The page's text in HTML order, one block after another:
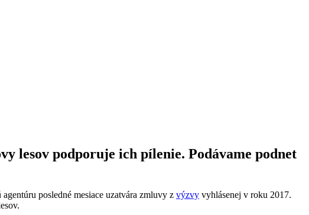
lesov podporuje ich pílenie. Podávame podnet
posledné mesiace uzatvára zmluvy z výzvy vyhlásenej v roku 2017.